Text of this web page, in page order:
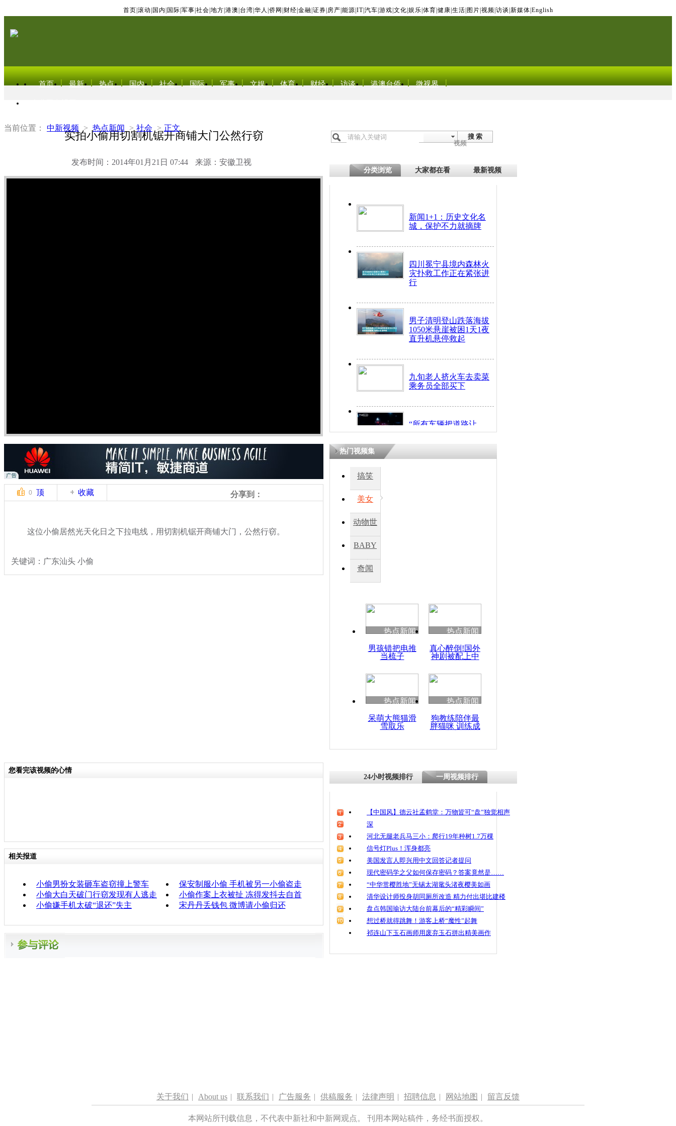
首页 滚动 国内 国际 军事 社会 地方 港澳 台湾 华人 侨网 财经 金融 证券 房产 能源 IT| 汽车 游戏 文化 娱乐 体育 健康 生活 图片 视频 访谈 新媒体 English
首页 最新 热点 国内 社会 国际 军事 文娱 体育 财经 访谈 港澳台侨 微视界
当前位置： 中新视频 > 热点新闻 > 社会 > 正文
实拍小偷用切割机锯开商铺大门公然行窃
发布时间：2014年01月21日 07:44 来源：安徽卫视
搜 索
视频
分类浏览 大家都在看 最新视频
新闻1+1：历史文化名
城，保护不力就摘牌
四川冕宁县境内森林火
灾扑救工作正在紧张进
行
男子清明登山跌落海拔
1050米悬崖被困1天1夜
直升机悬停救起
九旬老人挤火车去卖菜
乘务员全部买下
“所有车辆把道路让
开！”儿童突发疾病交
因
度苗族花山节
魂
0 顶 收藏 分享到：
这位小偷居然光天化日之下拉电线，用切割机锯开商铺大门，公然行窃。
关键词：广东汕头 小偷
热门视频集
搞笑
美女
动物世
BABY
秀
奇闻
热点新闻
男孩错把电推
当梳子
热点新闻
真心醉倒!国外
神剧被配上中
热点新闻
呆萌大熊猫滑
雪取乐
热点新闻
狗教练陪伴最
胖猫咪 训练成
您看完该视频的心情
相关报道
小偷男扮女装砸车盗窃撞上警车
保安制服小偷 手机被另一小偷盗走
小偷大白天破门行窃发现有人逃走
小偷作案上衣被扯 冻得发抖去自首
小偷嫌手机太破“退还”失主
宋丹丹丢钱包 微博请小偷归还
24小时视频排行 一周视频排行
【中国风】德云社孟鹤堂：万物皆可“盘”独觉相声
深
河北无腿老兵马三小：爬行19年种树1.7万棵
信号灯Plus！浑身都亮
美国发言人即兴用中文回答记者提问
现代密码学之父如何保存密码？答案竟然是……
“中华赏樱胜地”无锡太湖鼋头渚夜樱美如画
清华设计师投身胡同厕所改造 精力付出堪比建楼
盘点韩国瑜访大陆台前幕后的“精彩瞬间”
想过桥就得跳舞！游客上桥“魔性”起舞
祁连山下玉石画师用废弃玉石拼出精美画作
关于我们 | About us | 联系我们 | 广告服务 | 供稿服务 | 法律声明 | 招聘信息 | 网站地图 | 留言反馈
本网站所刊载信息，不代表中新社和中新网观点。 刊用本网站稿件，务经书面授权。